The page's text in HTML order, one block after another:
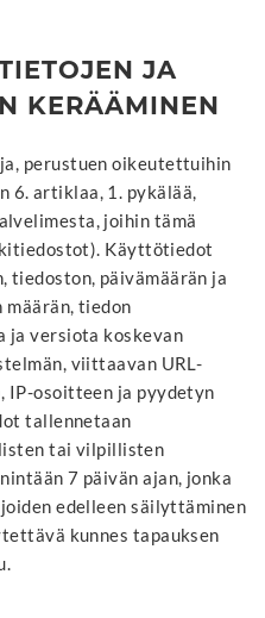
JA
KERÄÄMINEN
perustuen oikeutettuihin
6. artiklaa, 1. pykälää,
joihin tämä
Käyttötiedot
tiedoston, päivämäärän ja
tiedon
ja versiota koskevan
viittaavan URL-
IP-osoitteen ja pyydetyn
tallennetaan
tai vilpillisten
7 päivän ajan, jonka
edelleen säilyttäminen
kunnes tapauksen